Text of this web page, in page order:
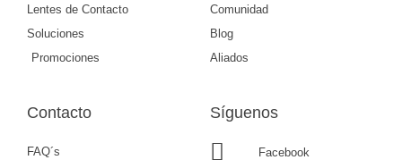
Lentes de Contacto
Soluciones
Promociones
Comunidad
Blog
Aliados
Contacto
FAQ´s
Síguenos
Facebook